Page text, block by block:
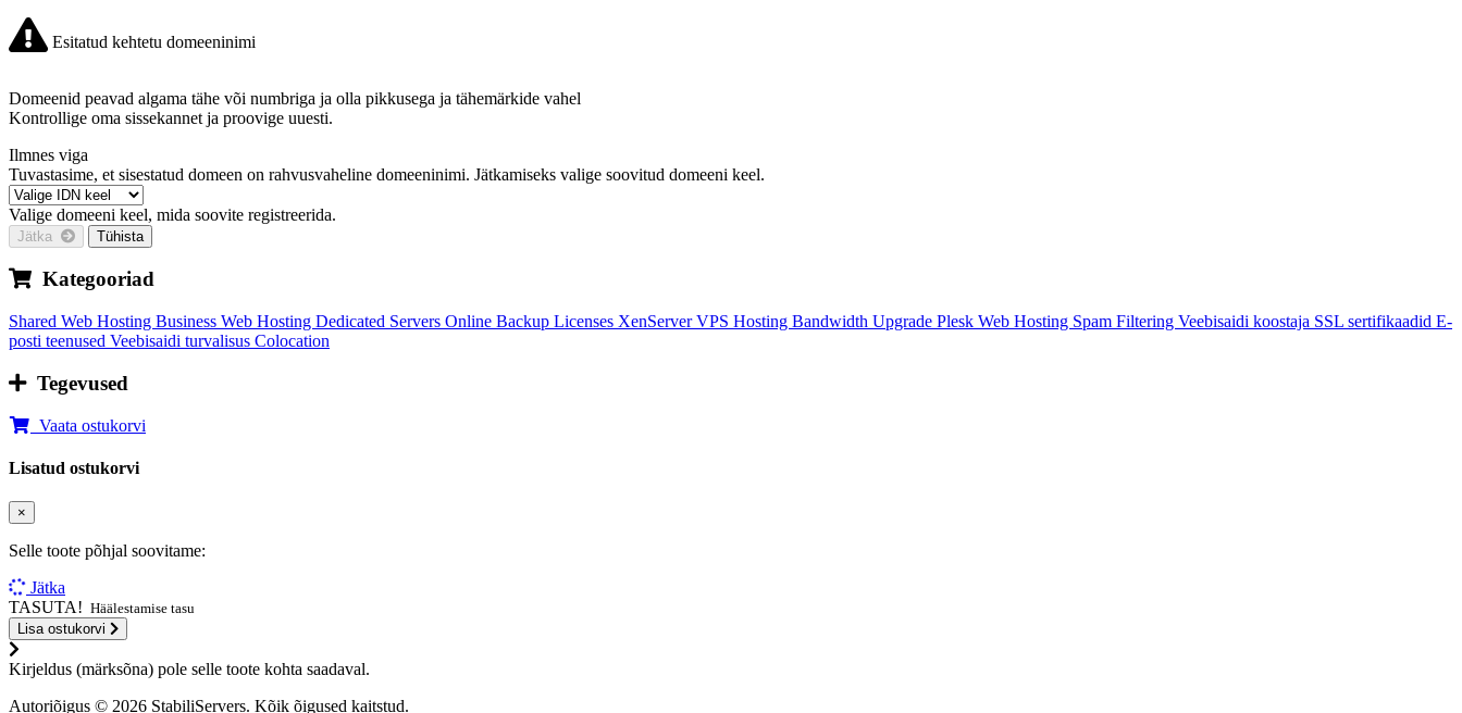
Esitatud kehtetu domeeninimi
Domeenid peavad algama tähe või numbriga ja olla pikkusega ja tähemärkide vahel
Kontrollige oma sissekannet ja proovige uuesti.
Ilmnes viga
Tuvastasime, et sisestatud domeen on rahvusvaheline domeeninimi. Jätkamiseks valige soovitud domeeni keel.
Valige domeeni keel, mida soovite registreerida.
Tühista
Kategooriad
Shared Web Hosting Business Web Hosting Dedicated Servers Online Backup Licenses XenServer VPS Hosting Bandwidth Upgrade Plesk Web Hosting Spam Filtering Veebisaidi koostaja SSL sertifikaadid E-
posti teenused Veebisaidi turvalisus Colocation
Tegevused
Vaata ostukorvi
Lisatud ostukorvi
×
Selle toote põhjal soovitame:
Jätka
TASUTA! Häälestamise tasu
Lisa ostukorvi
Kirjeldus (märksõna) pole selle toote kohta saadaval.
Autoriõigus © 2026 StabiliServers. Kõik õigused kaitstud.